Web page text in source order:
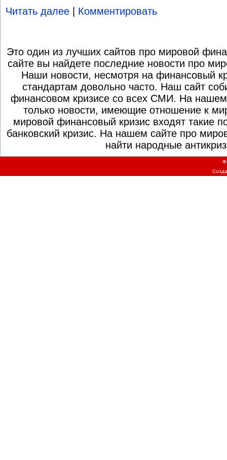
Читать далее | Комментировать
Это один из лучших сайтов про мировой
сайте вы найдете последние новости про
Наши новости, несмотря на финансовый
стандартам довольно часто. Наш сайт
финансовом кризисе со всех СМИ. На нашем
только новости, имеющие отношение к
мировой финансовый кризис входят такие
банковский кризис. На нашем сайте про
найти народные